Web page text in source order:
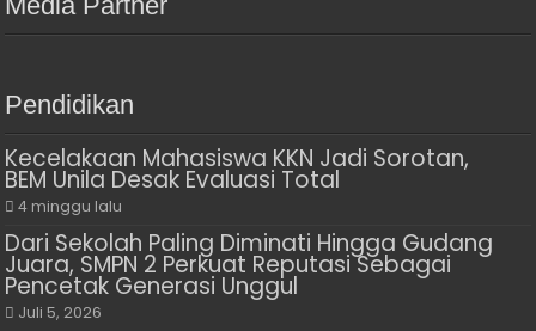
Pendidikan
Kecelakaan Mahasiswa KKN Jadi Sorotan,
BEM Unila Desak Evaluasi Total
4 minggu lalu
Dari Sekolah Paling Diminati Hingga Gudang
Juara, SMPN 2 Perkuat Reputasi Sebagai
Pencetak Generasi Unggul
Juli 5, 2026